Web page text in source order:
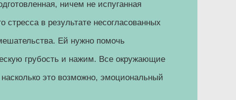
ничем не испуганная
в результате несогласованных
Ей нужно помочь
грубость и нажим. Все окружающие
это возможно, эмоциональный